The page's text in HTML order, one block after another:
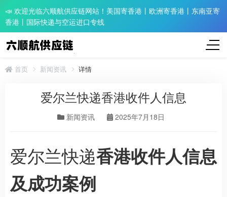
📣 欢迎光临六顺航供应链网站！美国寄香港丨欧洲寄香港丨东南亚寄
香港丨国际快递与空运进口专线
首页 新闻资讯 详情
爱尔兰快递香港收件人信息
新闻资讯 2025年7月18日
爱尔兰快递香港收件人信息
及成功案例